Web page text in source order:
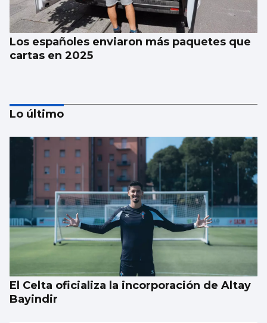
Los españoles enviaron más paquetes que
cartas en 2025
La estadística sugiere que no habrá nubes
el día del eclipse
Lo último
El Celta oficializa la incorporación de Altay
Bayindir